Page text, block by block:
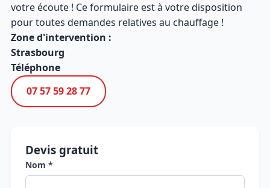
votre écoute ! Ce formulaire est à votre disposition
pour toutes demandes relatives au chauffage !
Zone d'intervention :
Strasbourg
Téléphone
07 57 59 28 77
Devis gratuit
Nom *